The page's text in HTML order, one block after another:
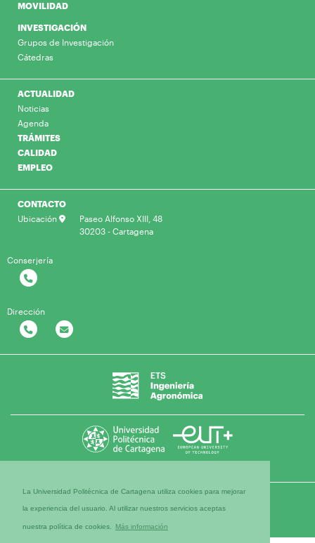
La Universidad Politécnica de Cartagena utiliza cookies para mejorar
la experiencia del usuario. Al utilizar nuestros servicios aceptas
nuestra política de cookies. Más información
MOVILIDAD
INVESTIGACIÓN
Grupos de Investigación
Cátedras
ACTUALIDAD
Noticias
Agenda
TRÁMITES
CALIDAD
EMPLEO
CONTACTO
Ubicación
Paseo Alfonso XIII, 48
30203 - Cartagena
Conserjería
Dirección